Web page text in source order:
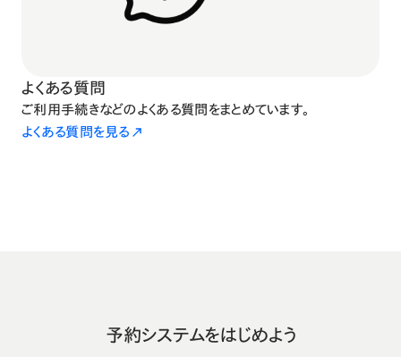
よくある質問
ご利用手続きなどのよくある質問をまとめています。
よくある質問を見る
予約システムをはじめよう